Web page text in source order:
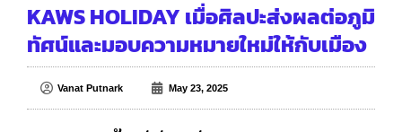
KAWS HOLIDAY เมื่อศิลปะส่งผลต่อภูมิ
ทัศน์และมอบความหมายใหม่ให้กับเมือง
Vanat Putnark May 23, 2025